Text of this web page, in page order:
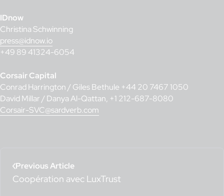
IDnow
Christina Schwinning
press@idnow.io
+49 89 41324-6054
Corsair Capital
Conrad Harrington / Giles Bethule +44 20 7467 1050
David Millar / Danya Al-Qattan, +1 212-687-8080
Corsair-SVC@sardverb.com
Previous Article
Coopération avec LuxTrust